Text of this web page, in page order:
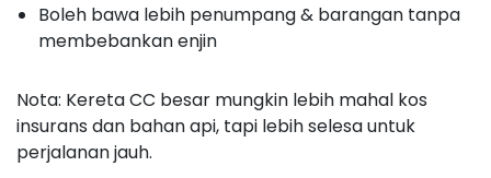
Boleh bawa lebih penumpang & barangan tanpa
membebankan enjin
Nota: Kereta CC besar mungkin lebih mahal kos
insurans dan bahan api, tapi lebih selesa untuk
perjalanan jauh.